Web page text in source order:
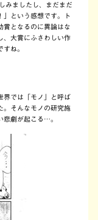
みましたし、まだまだ
」という感想です。ト
賞となるのに異論はな
、大賞にふさわしい作
ね。
界では「モノ」と呼ば
。そんなモノの研究施
悲劇が起こる…。